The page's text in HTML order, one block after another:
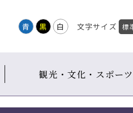
青 黒 白 文字サイズ 標
観光・文化・スポーツ